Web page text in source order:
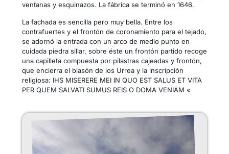
ventanas y esquinazos. La fábrica se terminó en 1646.
La fachada es sencilla pero muy bella. Entre los
contrafuertes y el frontón de coronamiento para el tejado,
se adornó la entrada con un arco de medio punto en
cuidada piedra sillar, sobre éste un frontón partido recoge
una capilleta compuesta por pilastras cajeadas y frontón,
que encierra el blasón de los Urrea y la inscripción
religiosa: IHS MISERERE MEI IN QUO EST SALUS ET VITA
PER QUEM SALVATI SUMUS REIS O DOMA VENIAM «